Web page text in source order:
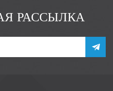
РАССЫЛКА